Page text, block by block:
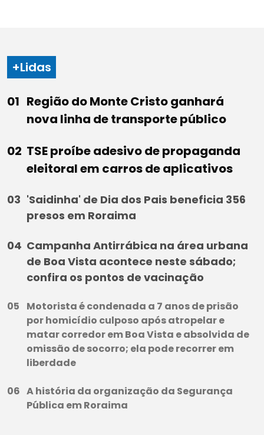
+Lidas
Região do Monte Cristo ganhará
nova linha de transporte público
TSE proíbe adesivo de propaganda
eleitoral em carros de aplicativos
'Saidinha' de Dia dos Pais beneficia 356
presos em Roraima
Campanha Antirrábica na área urbana
de Boa Vista acontece neste sábado;
confira os pontos de vacinação
Motorista é condenada a 7 anos de prisão
por homicídio culposo após atropelar e
matar corredor em Boa Vista e absolvida de
omissão de socorro; ela pode recorrer em
liberdade
A história da organização da Segurança
Pública em Roraima